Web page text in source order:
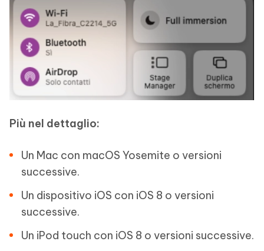
Più nel dettaglio:
Un Mac con macOS Yosemite o versioni
successive.
Un dispositivo iOS con iOS 8 o versioni
successive.
Un iPod touch con iOS 8 o versioni successive.